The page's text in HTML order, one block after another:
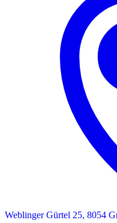
Weblinger Gürtel 25, 8054